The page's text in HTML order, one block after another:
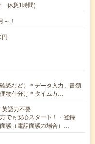
休憩1時間)
！
認など）＊データ入力、書類
物仕分け＊タイムカ…
英語力不要
でも安心スタート！・登録
談（電話面談の場合）…